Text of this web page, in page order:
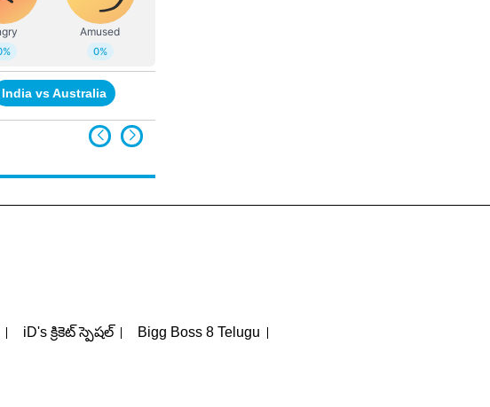
India vs Australia
iD's క్రికెట్ స్పెషల్ Bigg Boss 8 Telugu